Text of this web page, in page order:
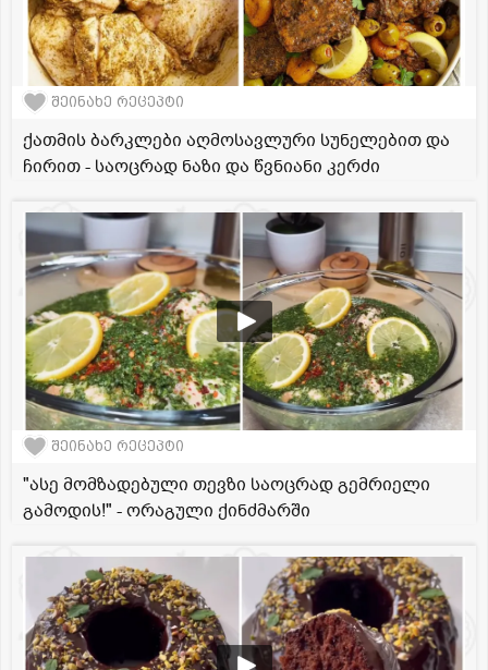
შეინახე რეცეპტი
ქათმის ბარკლები აღმოსავლური სუნელებით და
ჩირით - საოცრად ნაზი და წვნიანი კერძი
შეინახე რეცეპტი
"ასე მომზადებული თევზი საოცრად გემრიელი
გამოდის!" - ორაგული ქინძმარში